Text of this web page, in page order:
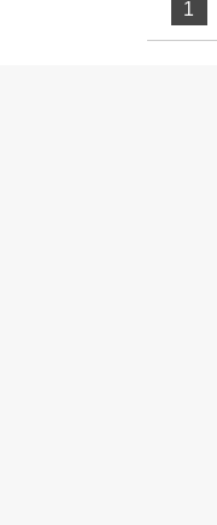
1